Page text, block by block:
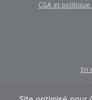
CGA et
En